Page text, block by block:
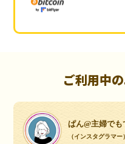
ご利用中
ぱん@主婦で
（インスタグラマー）